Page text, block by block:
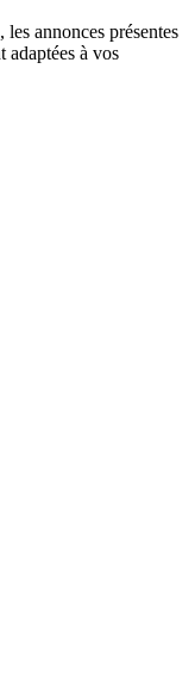
les annonces présentes
adaptées à vos